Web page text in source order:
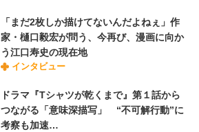
「まだ2枚しか描けてないんだよねぇ」作
家・樋口毅宏が問う、今再び、漫画に向か
う江口寿史の現在地
インタビュー
ドラマ『Tシャツが乾くまで』第１話から
つながる「意味深描写」 “不可解行動”に
考察も加速…